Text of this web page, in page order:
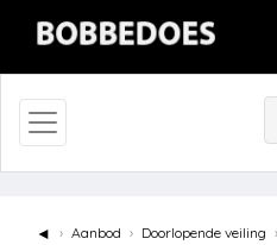
◄ Aanbod Doorlopende veiling